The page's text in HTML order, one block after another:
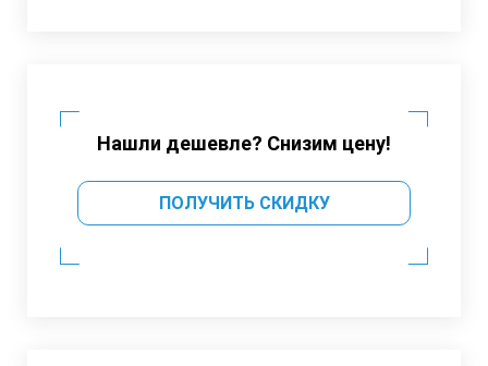
Нашли дешевле? Снизим цену!
ПОЛУЧИТЬ СКИДКУ